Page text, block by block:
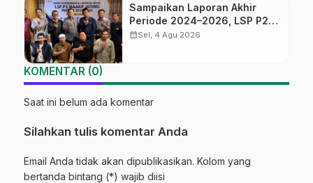
Sampaikan Laporan Akhir
Periode 2024–2026, LSP P2
Ma’arif NU Jateng Mantapkan
calendar_monthSel, 4 Agu 2026
KOMENTAR (0)
Saat ini belum ada komentar
Silahkan tulis komentar Anda
Email Anda tidak akan dipublikasikan. Kolom yang
bertanda bintang (*) wajib diisi